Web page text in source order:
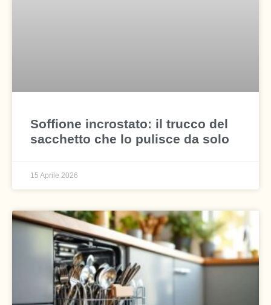
Soffione incrostato: il trucco del
sacchetto che lo pulisce da solo
15 Aprile 2026